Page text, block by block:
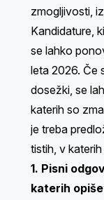
zmogljivosti,
Kandidature,
se lahko
leta 2026. Če
dosežki, se
katerih so
je treba
tistih, v
1. Pisni
katerih